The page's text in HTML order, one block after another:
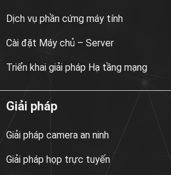
Dịch vụ phần cứng máy tính
Cài đặt Máy chủ – Server
Triển khai giải pháp Hạ tầng mạng
Giải pháp
Giải pháp camera an ninh
Giải pháp họp trực tuyến